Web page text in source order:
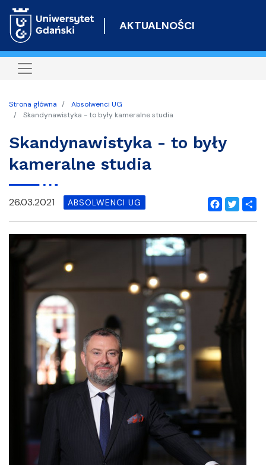
do
AKTUALNOŚCI
Strona główna
Absolwenci UG
Skandynawistyka - to były kameralne studia
Skandynawistyka - to były
kameralne studia
Facebook
Twitter
26.03.2021 ABSOLWENCI UG